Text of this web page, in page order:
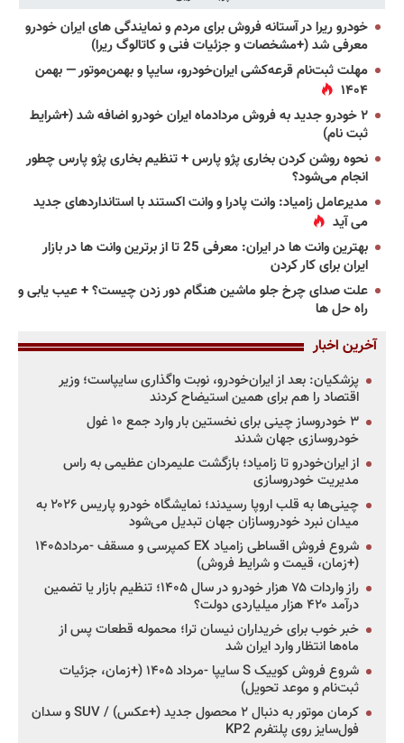
خودرو ریرا در آستانه فروش برای مردم و نمایندگی های ایران خودرو
معرفی شد (+مشخصات و جزئیات فنی و کاتالوگ ریرا)
مهلت ثبت‌نام قرعه‌کشی ایران‌خودرو، سایپا و بهمن‌موتور — بهمن
۱۴۰۴
۲ خودرو جدید به فروش مردادماه ایران خودرو اضافه شد (+شرایط
ثبت نام)
نحوه روشن کردن بخاری پژو پارس + تنظیم بخاری پژو پارس چطور
انجام می‌شود؟
مدیرعامل زامیاد: وانت پادرا و وانت اکستند با استانداردهای جدید
می آید
بهترین وانت ها در ایران: معرفی 25 تا از برترین وانت ها در بازار
ایران برای کار کردن
علت صدای چرخ جلو ماشین هنگام دور زدن چیست؟ + عیب یابی و
راه حل ها
آخرین اخبار
پزشکیان: بعد از ایران‌خودرو، نوبت واگذاری سایپاست؛ وزیر
اقتصاد را هم برای همین استیضاح کردند
۳ خودروساز چینی برای نخستین بار وارد جمع ۱۰ غول
خودروسازی جهان شدند
از ایران‌خودرو تا زامیاد؛ بازگشت علیمردان عظیمی به راس
مدیریت خودروسازی
چینی‌ها به قلب اروپا رسیدند؛ نمایشگاه خودرو پاریس ۲۰۲۶ به
میدان نبرد خودروسازان جهان تبدیل می‌شود
شروع فروش اقساطی زامیاد EX کمپرسی و مسقف -مرداد۱۴۰۵
(+زمان، قیمت و شرایط فروش)
راز واردات ۷۵ هزار خودرو در سال ۱۴۰۵؛ تنظیم بازار یا تضمین
درآمد ۴۲۰ هزار میلیاردی دولت؟
خبر خوب برای خریداران نیسان ترا؛ محموله قطعات پس از
ماه‌ها انتظار وارد ایران شد
شروع فروش کوییک S سایپا -مرداد ۱۴۰۵ (+زمان، جزئیات
ثبت‌نام و موعد تحویل)
کرمان موتور به دنبال ۲ محصول جدید (+عکس) / SUV و سدان
فول‌سایز روی پلتفرم KP2